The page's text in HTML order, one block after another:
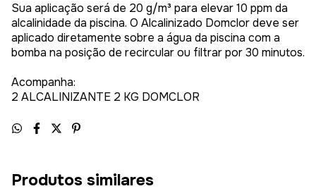
Sua aplicação será de 20 g/m³ para elevar 10 ppm da
alcalinidade da piscina. O Alcalinizado Domclor deve ser
aplicado diretamente sobre a água da piscina com a
bomba na posição de recircular ou filtrar por 30 minutos.
Acompanha:
2 ALCALINIZANTE 2 KG DOMCLOR
Produtos similares